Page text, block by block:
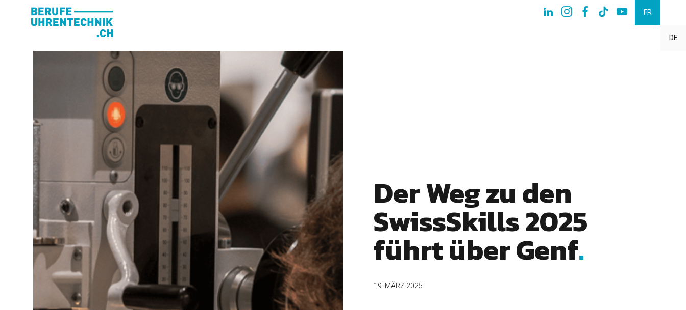
FR
DE
Der Weg zu den
SwissSkills 2025
führt über Genf
19. MÄRZ 2025